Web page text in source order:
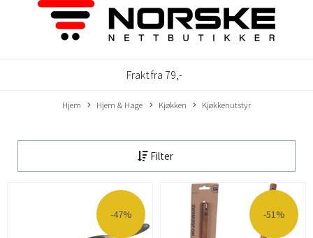
Frakt fra 79,-
Hjem Hjem & Hage Kjøkken Kjøkkenutstyr
Filter
-47% -51%